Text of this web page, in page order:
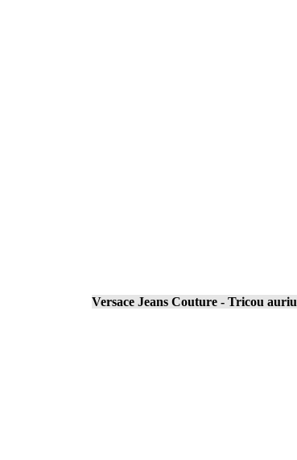
Versace Jeans Couture - Tricou auriu